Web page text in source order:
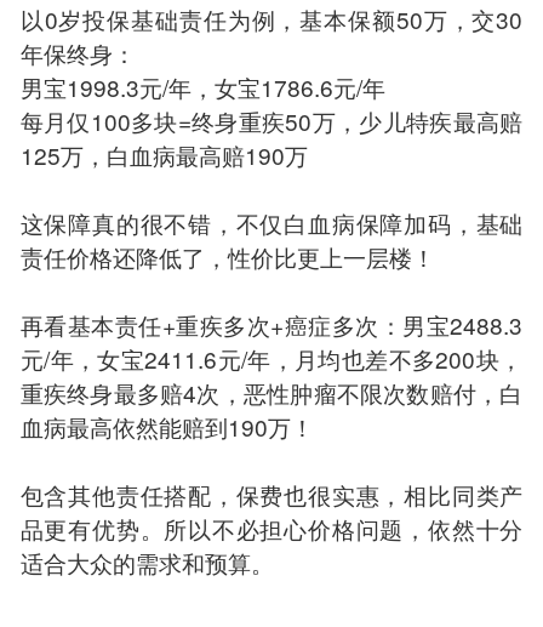
以0岁投保基础责任为例，基本保额50万，交30
年保终身：
男宝1998.3元/年，女宝1786.6元/年
每月仅100多块=终身重疾50万，少儿特疾最高赔
125万，白血病最高赔190万
这保障真的很不错，不仅白血病保障加码，基础
责任价格还降低了，性价比更上一层楼！
再看基本责任+重疾多次+癌症多次：男宝2488.3
元/年，女宝2411.6元/年，月均也差不多200块，
重疾终身最多赔4次，恶性肿瘤不限次数赔付，白
血病最高依然能赔到190万！
包含其他责任搭配，保费也很实惠，相比同类产
品更有优势。所以不必担心价格问题，依然十分
适合大众的需求和预算。